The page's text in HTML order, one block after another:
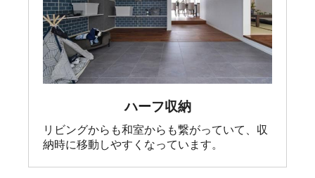
ハーフ収納
リビングからも和室からも繋がっていて、収
納時に移動しやすくなっています。